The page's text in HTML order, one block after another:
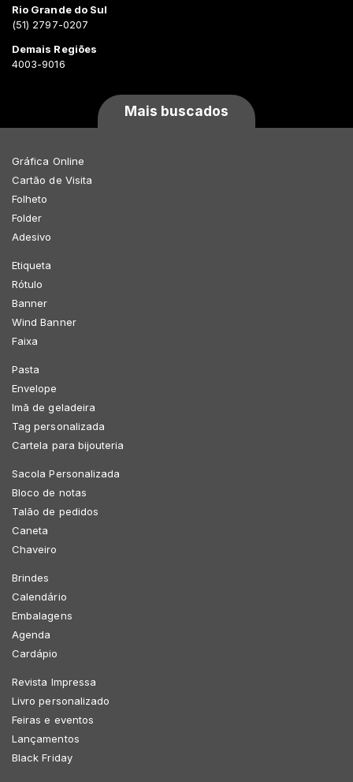
Rio Grande do Sul
(51) 2797-0207
Demais Regiões
4003-9016
Mais buscados
Gráfica Online
Cartão de Visita
Folheto
Folder
Adesivo
Etiqueta
Rótulo
Banner
Wind Banner
Faixa
Pasta
Envelope
Imã de geladeira
Tag personalizada
Cartela para bijouteria
Sacola Personalizada
Bloco de notas
Talão de pedidos
Caneta
Chaveiro
Brindes
Calendário
Embalagens
Agenda
Cardápio
Revista Impressa
Livro personalizado
Feiras e eventos
Lançamentos
Black Friday